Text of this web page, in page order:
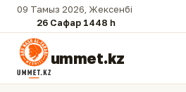
09 Тамыз 2026, Жексенбі
26 Сафар 1448 һ.
ummet.kz